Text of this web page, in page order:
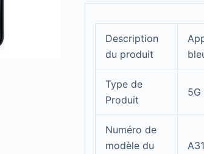
Description
du produit
Type de
Produit
Numéro de
modèle du